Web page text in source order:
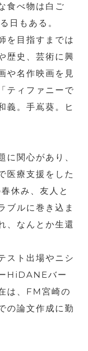
食べ物は白ご
日もある。
を目指すまでは
歴史、芸術に興
や名作映画を見
ティファニーで
義。手嶌葵。ヒ
に関心があり、
医療支援をした
休み、友人と
ブルに巻き込ま
、なんとか生還
スト出場やニシ
HiDANEバー
は、FM宮崎の
の論文作成に勤